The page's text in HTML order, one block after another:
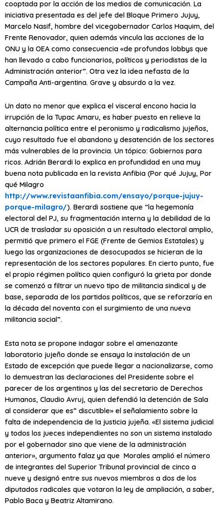
cooptada por la acción de los medios de comunicación. La
iniciativa presentada es del jefe del Bloque Primero Jujuy,
Marcelo Nasif, hombre del vicegobernador Carlos Haquim, del
Frente Renovador, quien además vincula las acciones de la
ONU y la OEA como consecuencia «de profundos lobbys que
han llevado a cabo funcionarios, políticos y periodistas de la
Administración anterior”. Otra vez la idea nefasta de la
Campaña Anti-argentina. Grave y absurdo a la vez.
Un dato no menor que explica el visceral encono hacia la
irrupción de la Tupac Amaru, es haber puesto en relieve la
alternancia política entre el peronismo y radicalismo jujeños,
cuyo resultado fue el abandono y desatención de los sectores
más vulnerables de la provincia. Un tópico: Gobiernos para
ricos. Adrián Berardi lo explica en profundidad en una muy
buena nota publicada en la revista Anfibia (Por qué Jujuy, Por
qué Milagro
http://www.revistaanfibia.com/ensayo/porque-jujuy-
porque-milagro/). Berardi sostiene que “la hegemonía
electoral del PJ, su fragmentación interna y la debilidad de la
UCR de trasladar su oposición a un resultado electoral amplio,
permitió que primero el FGE (Frente de Gemios Estatales) y
luego las organizaciones de desocupados se hicieran de la
representación de los sectores populares. En cierto punto, fue
el propio régimen político quien configuró la grieta por donde
se comenzó a filtrar un nuevo tipo de militancia sindical y de
base, separada de los partidos políticos, que se reforzaría en
la década del noventa con el surgimiento de una nueva
militancia social”.
Esta nota se propone indagar sobre el amenazante
laboratorio jujeño donde se ensaya la instalación de un
Estado de excepción que puede llegar a nacionalizarse, como
lo demuestran las declaraciones del Presidente sobre el
parecer de los argentinos y las del secretario de Derechos
Humanos, Claudio Avruj, quien defendió la detención de Sala
al considerar que es” discutible» el señalamiento sobre la
falta de independencia de la justicia jujeña. «El sistema judicial
y todos los jueces independientes no son un sistema instalado
por el gobernador sino que viene de la administración
anterior», argumento falaz ya que Morales amplió el número
de integrantes del Superior Tribunal provincial de cinco a
nueve y designó entre sus nuevos miembros a dos de los
diputados radicales que votaron la ley de ampliación, a saber,
Pablo Baca y Beatriz Altamirano.